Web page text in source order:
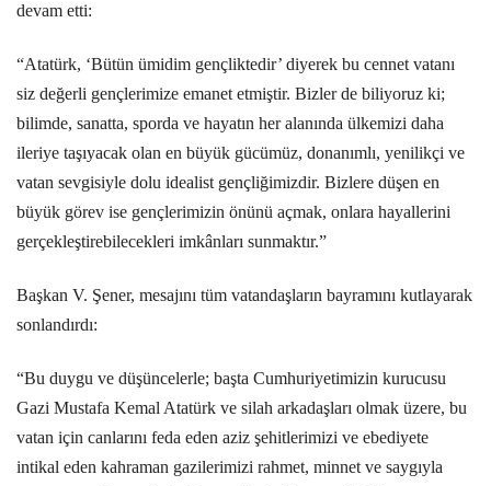
devam etti:
“Atatürk, ‘Bütün ümidim gençliktedir’ diyerek bu cennet vatanı
siz değerli gençlerimize emanet etmiştir. Bizler de biliyoruz ki;
bilimde, sanatta, sporda ve hayatın her alanında ülkemizi daha
ileriye taşıyacak olan en büyük gücümüz, donanımlı, yenilikçi ve
vatan sevgisiyle dolu idealist gençliğimizdir. Bizlere düşen en
büyük görev ise gençlerimizin önünü açmak, onlara hayallerini
gerçekleştirebilecekleri imkânları sunmaktır.”
Başkan V. Şener, mesajını tüm vatandaşların bayramını kutlayarak
sonlandırdı:
“Bu duygu ve düşüncelerle; başta Cumhuriyetimizin kurucusu
Gazi Mustafa Kemal Atatürk ve silah arkadaşları olmak üzere, bu
vatan için canlarını feda eden aziz şehitlerimizi ve ebediyete
intikal eden kahraman gazilerimizi rahmet, minnet ve saygıyla